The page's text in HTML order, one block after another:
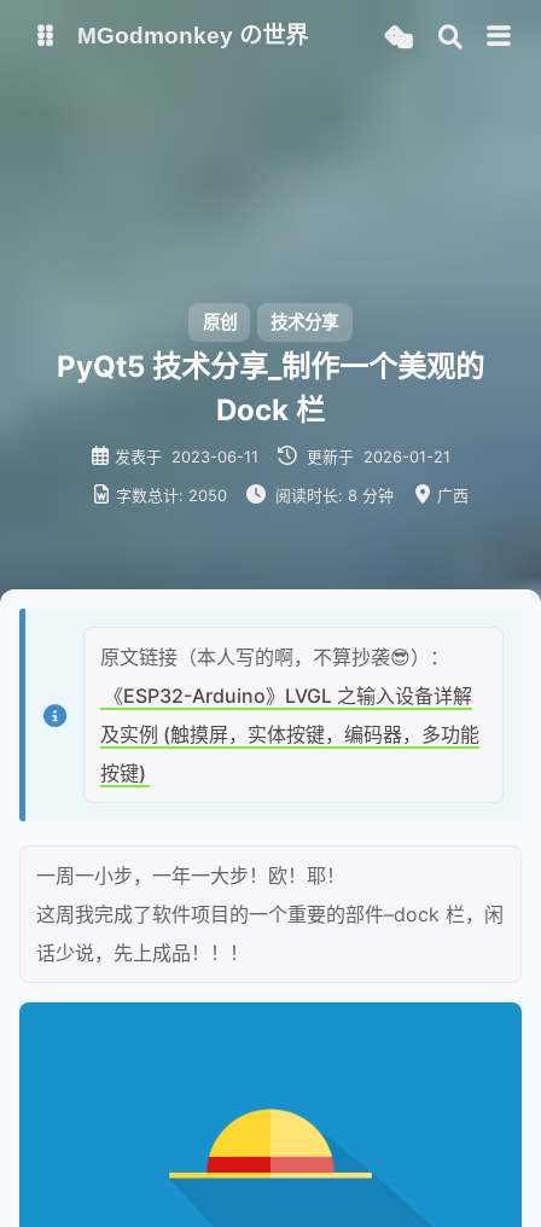
Memos 必过通原
MGodmonkey の世界
原创 技术分享
PyQt5 技术分享_制作一个美观的
Dock 栏
发表于 2023-06-11 更新于 2026-01-21
字数总计: 2050 阅读时长: 8 分钟 广西
原文链接（本人写的啊，不算抄袭😎）：
《ESP32-Arduino》LVGL 之输入设备详解
及实例 (触摸屏，实体按键，编码器，多功能
按键)
一周一小步，一年一大步！欧！耶！
这周我完成了软件项目的一个重要的部件–dock 栏，闲
话少说，先上成品！！！